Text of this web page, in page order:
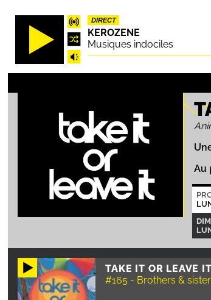
Aller
principal
DIRECT
KEROZENE
Musiques indociles
Au
TAKE IT OR LEAVE IT
#165 - Brothers &